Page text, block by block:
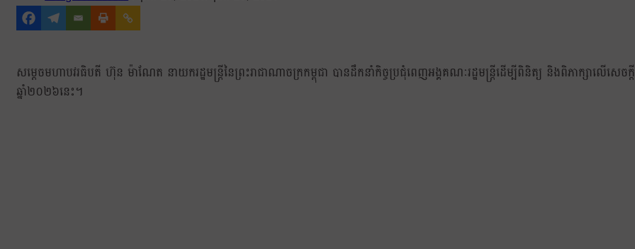
សម្ដេចមហាបវរធិបតី ហ៊ុន ម៉ាណែត នាយករដ្ឋមន្រ្តីនៃព្រះរាជាណាចក្រកម្ពុជា បានដឹកនាំកិច្ចប្រជុំពេញអង្គគណៈរដ្ឋមន្ត្រីដើម្បីពិនិត្យ និងពិភាក្សាលើសេច
ឆ្នាំ២០២៦នេះ។